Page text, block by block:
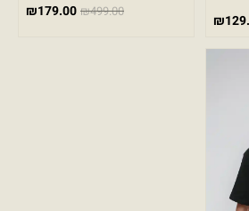
₪
₪499.00
₪179.00